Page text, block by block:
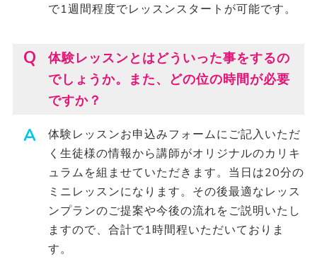
で1週間程度でレッスンスタートが可能です。
体験レッスンとはどういった事をするの
でしょうか。また、どの位の時間が必要
ですか？
体験レッスンお申込みフォームにご記入いただ
く生徒様の情報から講師がオリジナルのカリキ
ュラムを組ませていただきます。当日は20分の
ミニレッスンになります。その後最適なレッス
ンプランのご提案や今後の流れをご説明いたし
ますので、合計で1時間程いただいておりま
す。